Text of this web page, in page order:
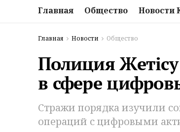
Главная Общество Новости
Главная Новости Общество
Полиция
в сфере
Стражи порядка изучили
операций с цифровыми